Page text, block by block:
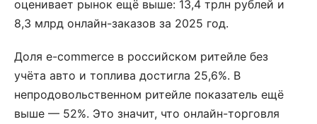
оценивает рынок ещё выше: 13,4 трлн рублей и
8,3 млрд онлайн-заказов за 2025 год.
Доля e-commerce в российском ритейле без
учёта авто и топлива достигла 25,6%. В
непродовольственном ритейле показатель ещё
выше — 52%. Это значит, что онлайн-торговля